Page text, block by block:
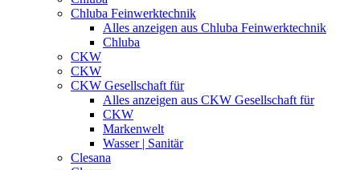
Chluba Feinwerktechnik
Alles anzeigen aus Chluba Feinwerktechnik
Chluba
CKW
CKW
CKW Gesellschaft für
Alles anzeigen aus CKW Gesellschaft für
CKW
Markenwelt
Wasser | Sanitär
Clesana